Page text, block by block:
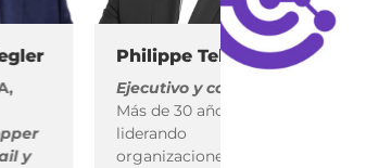
Philippe Tellier
Ejecutivo y consultor
Más de 30 años
liderando
organizaciones de